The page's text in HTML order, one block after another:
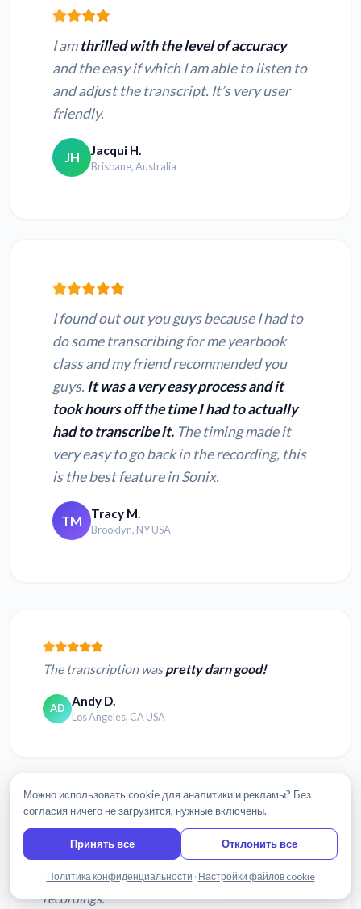
I amthrilled with the level of accuracy
and the easy if which I am able to listen to
and adjust the transcript. It’s very user
friendly.
JH Jacqui H.
Brisbane, Australia
I found out out you guys because I had to
do some transcribing for me yearbook
class and my friend recommended you
guys. It was a very easy process and it
took hours off the time I had to actually
had to transcribe it. The timing made it
very easy to go back in the recording, this
is the best feature in Sonix.
TM Tracy M.
Brooklyn, NY USA
The transcription waspretty darn good!
AD Andy D.
Los Angeles, CA USA
I’ve now used Sonix.ai twice, and find the service
simple and accurate.It’s exactly what I’ve been
looking for to get text from audio and video
recordings.
Написать нам
Можно использовать cookie для аналитики и рекламы? Без
согласия ничего не загрузится, нужные включены.
Принять все Отклонить все
Политика конфиденциальности · Настройки файлов cookie